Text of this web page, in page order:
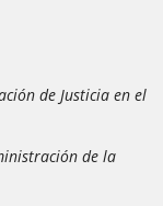
de Justicia en el
de la